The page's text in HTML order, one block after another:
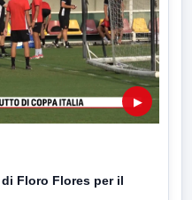
▶
Floro Flores per il